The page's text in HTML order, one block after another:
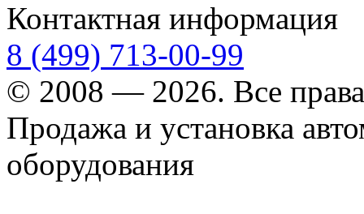
Контактная информация
8 (499) 713-00-99
© 2008 — 2026. Все
Продажа и установка
оборудования